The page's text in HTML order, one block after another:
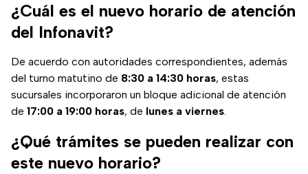
¿Cuál es el nuevo horario de atención
del Infonavit?
De acuerdo con autoridades correspondientes, además
del turno matutino de 8:30 a 14:30 horas, estas
sucursales incorporaron un bloque adicional de atención
de 17:00 a 19:00 horas, de lunes a viernes.
¿Qué trámites se pueden realizar con
este nuevo horario?